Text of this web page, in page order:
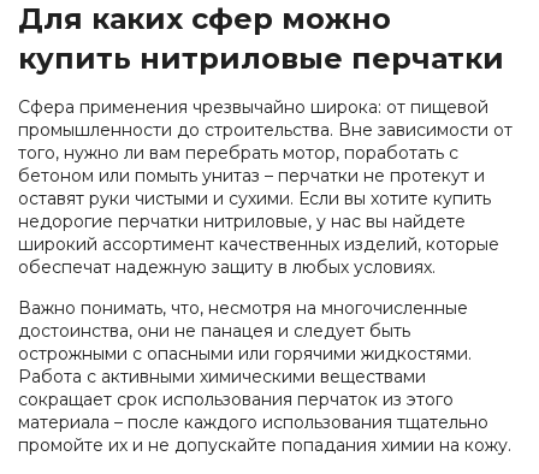
Для каких сфер можно
купить нитриловые перчатки
Сфера применения чрезвычайно широка: от пищевой
промышленности до строительства. Вне зависимости от
того, нужно ли вам перебрать мотор, поработать с
бетоном или помыть унитаз – перчатки не протекут и
оставят руки чистыми и сухими. Если вы хотите купить
недорогие перчатки нитриловые, у нас вы найдете
широкий ассортимент качественных изделий, которые
обеспечат надежную защиту в любых условиях.
Важно понимать, что, несмотря на многочисленные
достоинства, они не панацея и следует быть
острожными с опасными или горячими жидкостями.
Работа с активными химическими веществами
сокращает срок использования перчаток из этого
материала – после каждого использования тщательно
промойте их и не допускайте попадания химии на кожу.